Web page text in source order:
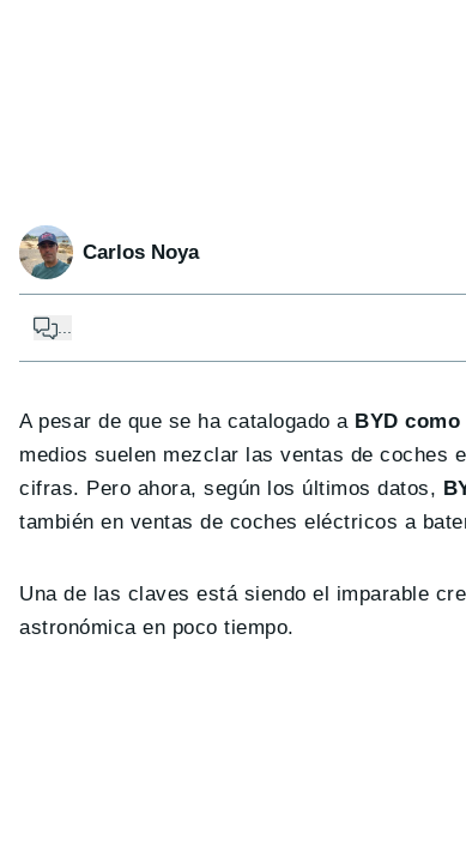
Carlos Noya
A pesar de que se ha catalogado a BYD
medios suelen mezclar las ventas de coches
cifras. Pero ahora, según los últimos datos,
también en ventas de coches eléctricos a
Una de las claves está siendo el imparable
astronómica en poco tiempo.